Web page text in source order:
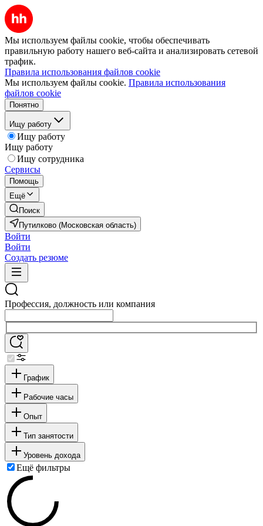
Мы используем файлы cookie, чтобы обеспечивать
правильную работу нашего веб-сайта и анализировать сетевой
трафик.
Правила использования файлов cookie
Мы используем файлы cookie. Правила использования
файлов cookie
Понятно
Ищу работу
Ищу работу
Ищу работу
Ищу сотрудника
Сервисы
Помощь
Ещё
Поиск
Путилково (Московская область)
Войти
Войти
Создать резюме
Профессия, должность или компания
График
Рабочие часы
Опыт
Тип занятости
Уровень дохода
Ещё фильтры